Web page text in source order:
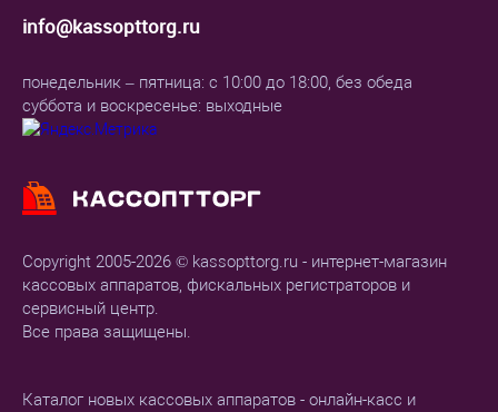
Copyright 2005-2026 © kassopttorg.ru - интернет-магазин
кассовых аппаратов, фискальных регистраторов и
сервисный центр.
Все права защищены.
Каталог новых кассовых аппаратов - онлайн-касс и
info@kassopttorg.ru
понедельник – пятница: с 10:00 до 18:00, без обеда
суббота и воскресенье: выходные